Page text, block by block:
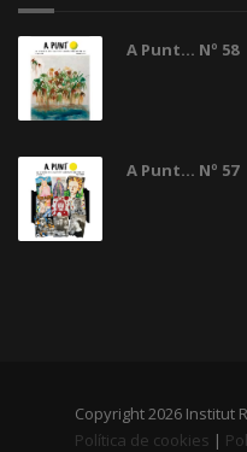
A Punt... Nº 58
A Punt... Nº 57
Copyright 2026 Institut
Política de cookies |